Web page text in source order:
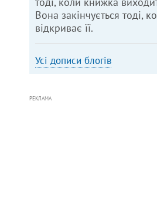
Вона закінчується тоді,
відкриває її.
Усі дописи блогів
РЕКЛАМА